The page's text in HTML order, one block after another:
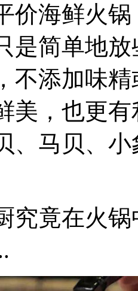
价海鲜火
是简单地
不添加味
美，也更
、马贝、
究竟在火